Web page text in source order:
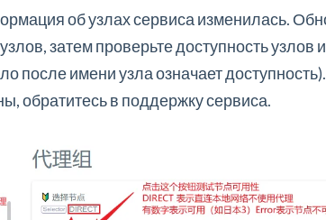
об узлах сервиса изменилась.
затем проверьте доступность узлов
после имени узла означает
обратитесь в поддержку сервиса.